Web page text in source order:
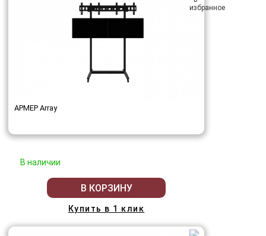
АРМЕР Array
В наличии
В КОРЗИНУ
Купить в 1 клик